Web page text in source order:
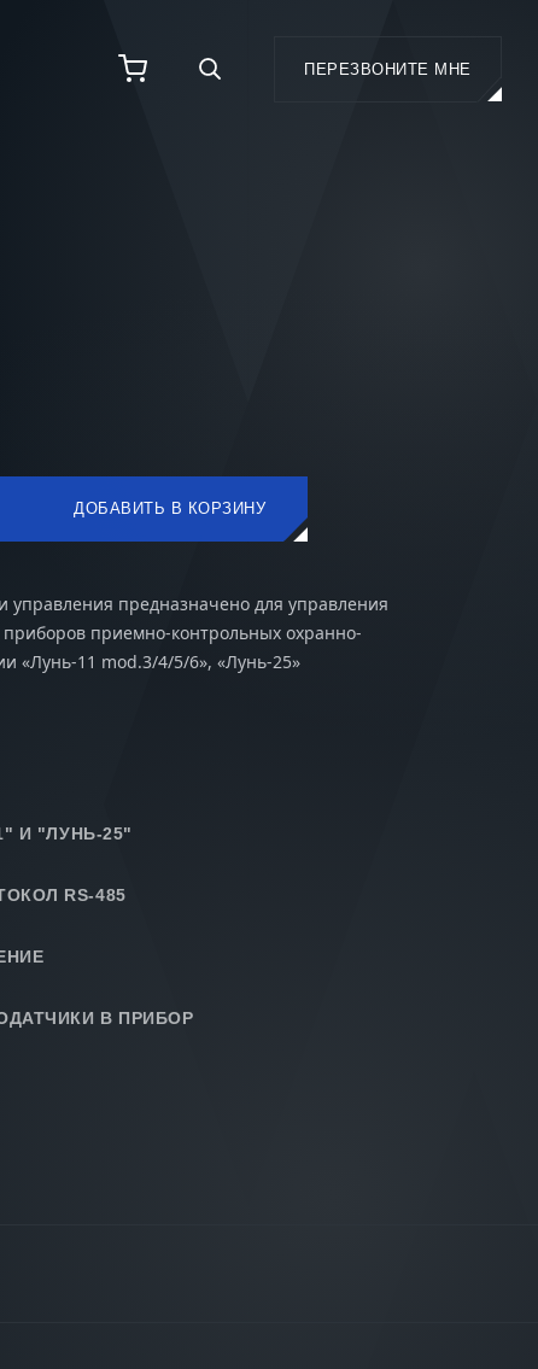
ПЕРЕЗВОНИТЕ МНЕ
ДОБАВИТЬ В КОРЗИНУ
управления предназначено для управления
приемно-контрольных охранно-
«Лунь-11 mod.3/4/5/6», «Лунь-25»
И "ЛУНЬ-25"
RS-485
В ПРИБОР